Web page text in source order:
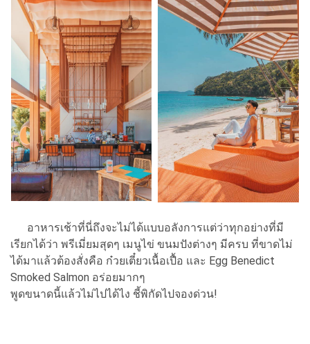
อาหารเช้าที่นี่ถึงจะไม่ได้แบบอลังการแต่ว่าทุกอย่างที่มี
เรียกได้ว่า พรีเมี่ยมสุดๆ เมนูไข่ ขนมปังต่างๆ มีครบ ที่ขาดไม่
ได้มาแล้วต้องสั่งคือ ก๋วยเตี๋ยวเนื้อเปื้อ และ Egg Benedict
Smoked Salmon อร่อยมากๆ
พูดขนาดนี้แล้วไม่ไปได้ไง ชี้พิกัดไปจองด่วน!